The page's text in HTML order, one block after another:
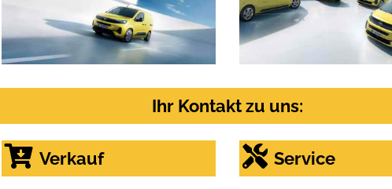
Ihr Kontakt zu uns:
Verkauf Service